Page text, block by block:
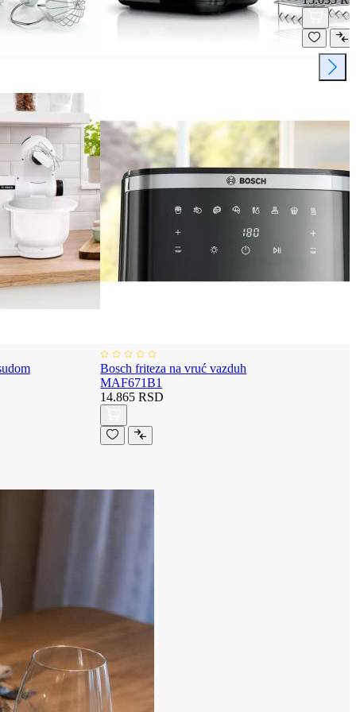
Bosch friteza na vruć vazduh
MAF671B1
14.865 RSD